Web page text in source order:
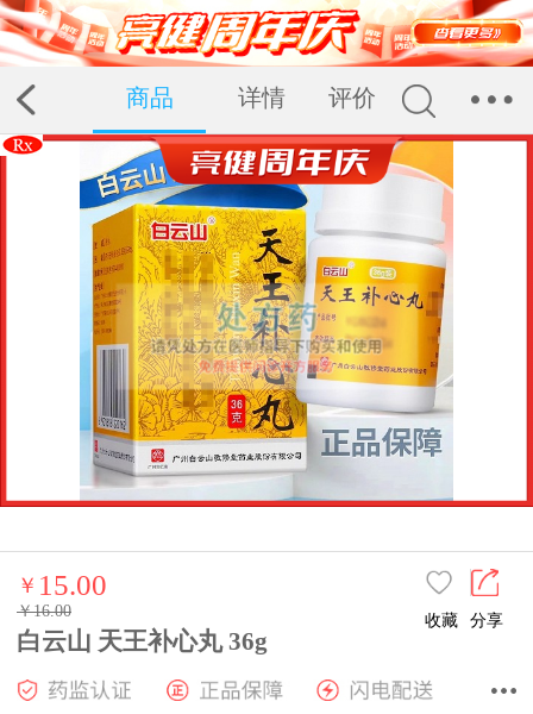
商品 详情 评价
￥ 15.00
￥16.00
白云山 天王补心丸 36g
分享
收藏